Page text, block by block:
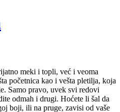
meki i topli, već i veoma
početnica kao i vešta pletilja, koja
Samo pravo, uvek svi redovi
odmah i drugi. Hoćete li šal da
boji, ili na pruge, zavisi od vaše